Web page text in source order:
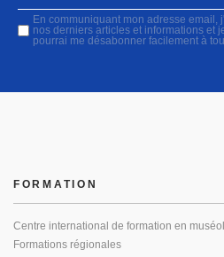
En communiquant mon adresse email,
nos derniers articles et informations et
pourrai me désabonner facilement à
FORMATION
Centre international de formation en
Formations régionales